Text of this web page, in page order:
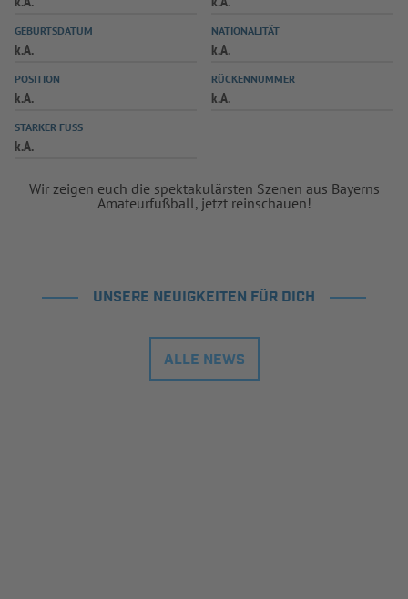
SPIELPLUS
GEBURTSDATUM
k.A.
NATIONALITÄT
k.A.
POSITION
k.A.
RÜCKENNUMMER
k.A.
STARKER FUSS
k.A.
Wir zeigen euch die spektakulärsten Szenen aus Bayerns
Amateurfußball, jetzt reinschauen!
UNSERE NEUIGKEITEN FÜR DICH
ALLE NEWS